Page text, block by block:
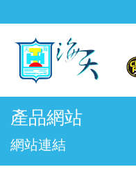
產品網站
網站連結